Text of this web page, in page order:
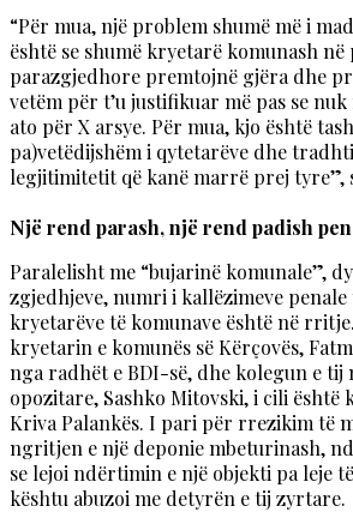
“Për mua, një problem shumë më i
është se shumë kryetarë komunash
parazgjedhore premtojnë gjëra dhe
vetëm për t’u justifikuar më pas se
ato për X arsye. Për mua, kjo është
pa)vetëdijshëm i qytetarëve dhe
legjitimitetit që kanë marrë prej tyre”,
Një rend parash, një rend padish
Paralelisht me “bujarinë komunale”,
zgjedhjeve, numri i kallëzimeve
kryetarëve të komunave është në
kryetarin e komunës së Kërçovës,
nga radhët e BDI-së, dhe kolegun e tij
opozitare, Sashko Mitovski, i cili është
Kriva Palankës. I pari për rrezikim të
ngritjen e një deponie mbeturinash,
se lejoi ndërtimin e një objekti pa leje
kështu abuzoi me detyrën e tij zyrtare.